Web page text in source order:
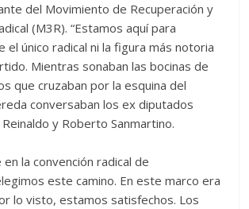
del Movimiento de Recuperación y
(M3R). “Estamos aquí para
el único radical ni la figura más notoria
Mientras sonaban las bocinas de
que cruzaban por la esquina del
conversaban los ex diputados
y Roberto Sanmartino.
en la convención radical de
este camino. En este marco era
lo visto, estamos satisfechos. Los